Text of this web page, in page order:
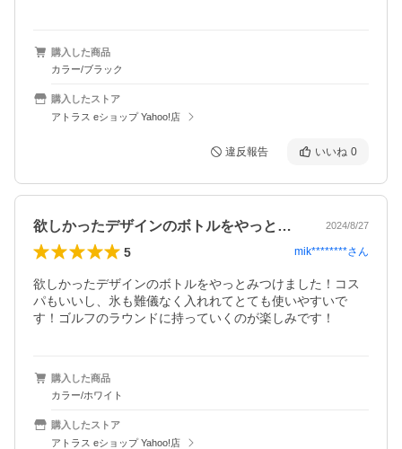
購入した商品
カラー/ブラック
購入したストア
アトラス eショップ Yahoo!店
違反報告 いいね 0
欲しかったデザインのボトルをやっとみつ… 2024/8/27
5 mik********さん
欲しかったデザインのボトルをやっとみつけました！コス
パもいいし、氷も難儀なく入れれてとても使いやすいで
す！ゴルフのラウンドに持っていくのが楽しみです！
購入した商品
カラー/ホワイト
購入したストア
アトラス eショップ Yahoo!店